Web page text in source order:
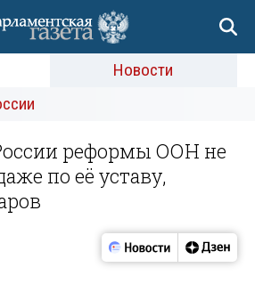
Новости
реформы ООН не
по её уставу,